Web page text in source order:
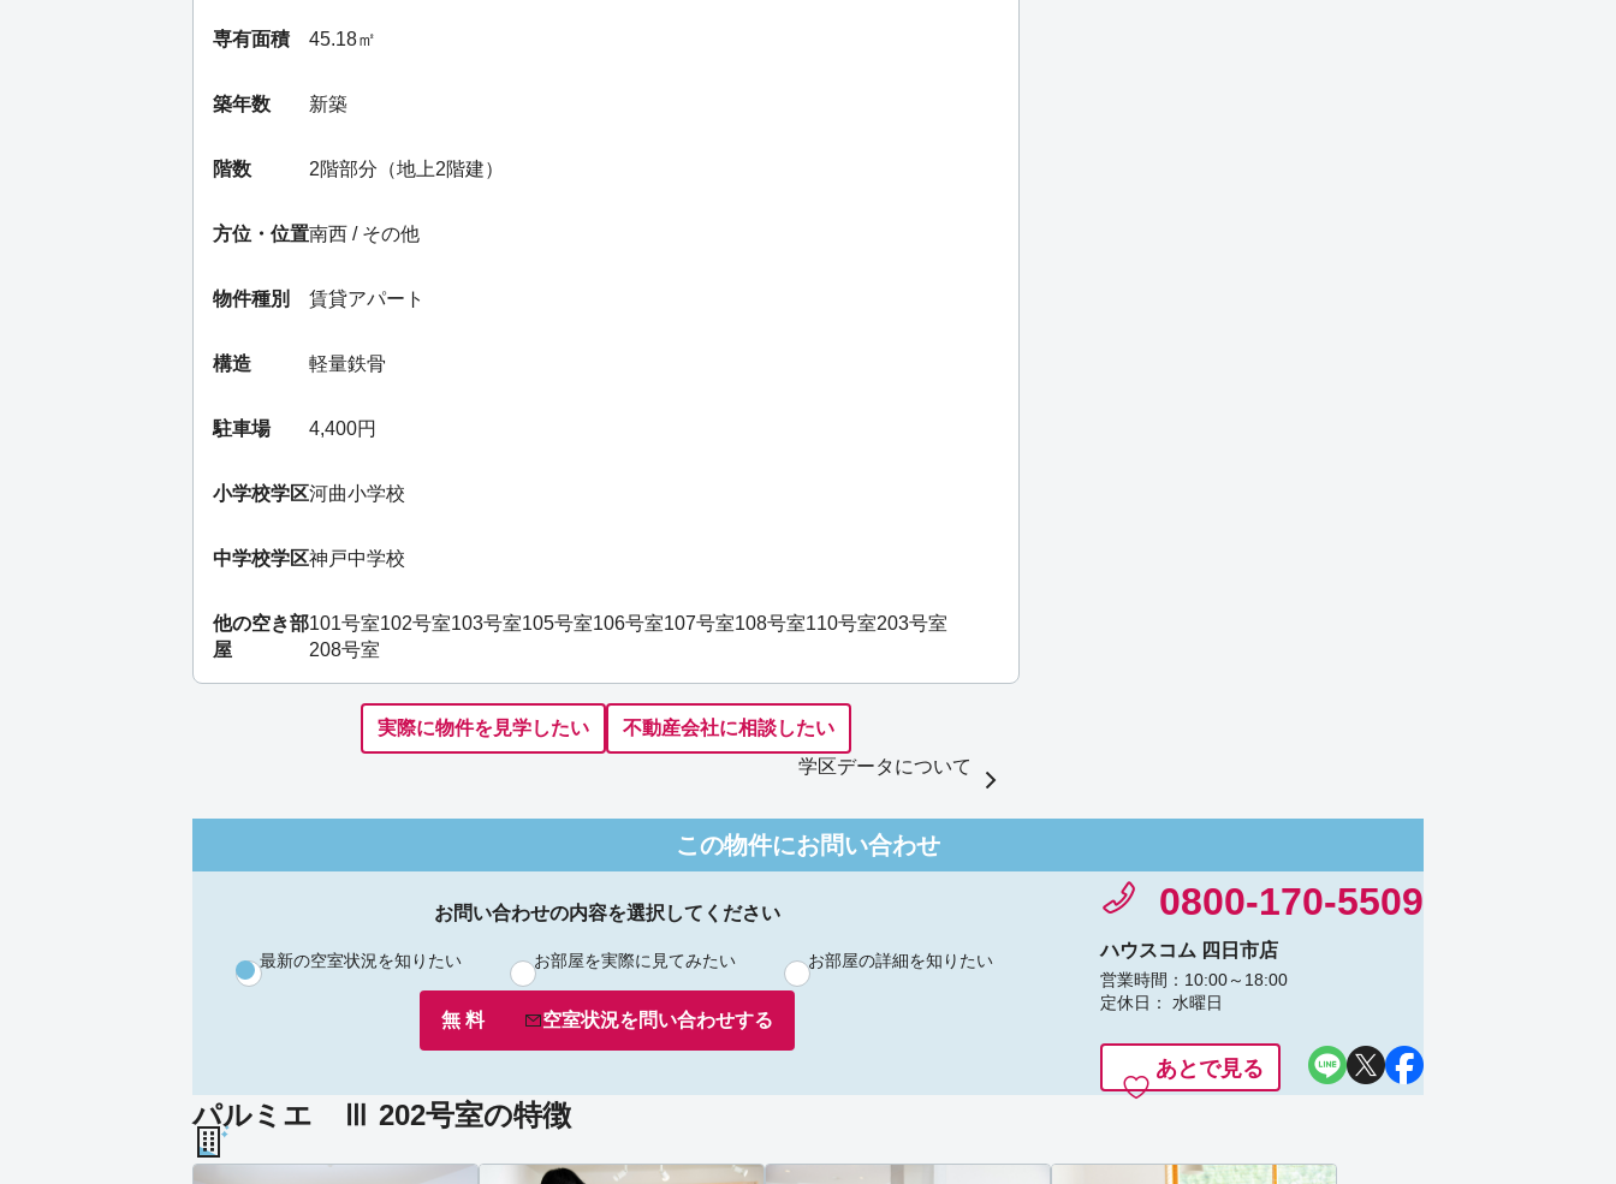
専有面積 45.18㎡
築年数 新築
階数 2階部分（地上2階建）
方位・位置南西 / その他
物件種別 賃貸アパート
構造 軽量鉄骨
駐車場 4,400円
小学校学区河曲小学校
中学校学区神戸中学校
他の空き部
屋
101号室102号室103号室105号室106号室107号室108号室110号室203号室
208号室
実際に物件を見学したい
不動産会社に相談したい
学区データについて
この物件にお問い合わせ
お問い合わせの内容を選択してください
最新の空室状況を知りたい お部屋を実際に見てみたい お部屋の詳細を知りたい
無 料 空室状況を問い合わせする
0800-170-5509
ハウスコム 四日市店
営業時間：10:00～18:00
定休日： 水曜日
あとで見る
パルミエ Ⅲ 202号室の特徴